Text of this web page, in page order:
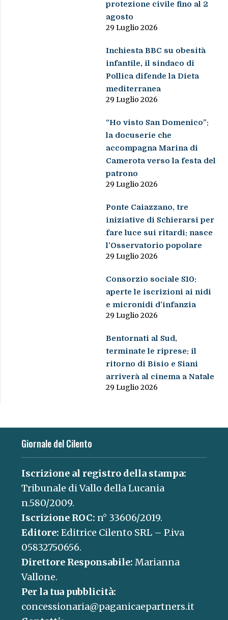
protezione civile fino al 2
agosto
29 Luglio 2026
Inchiesta BBC su obesità
infantile, il sindaco di
Pollica difende la Dieta
mediterranea
29 Luglio 2026
“Ho visto San Domenico”:
la docuserie che
accompagna Marina di
Camerota verso la festa del
patrono
29 Luglio 2026
Ponte Caiazzano, tre
iniziative di Schierarsi per
fare luce sui ritardi: nasce
l’Osservatorio popolare
29 Luglio 2026
Consorzio sociale S10:
aperte le iscrizioni ai nidi
e micronidi d’infanzia
29 Luglio 2026
Bentornati al Sud,
terminate le riprese: il
ritorno di Bisio e Siani
arriverà al cinema a Natale
29 Luglio 2026
Giornale del Cilento
Iscrizione al registro della stampa:
Tribunale di Vallo della Lucania
n.580/2009.
Iscrizione ROC: n° 33606/2019.
Editore: Editrice Cilento SRL – P.iva
05832750656.
Direttore Responsabile: Marianna
Vallone.
Per la tua pubblicità:
concessionaria@paganicaepartners.it